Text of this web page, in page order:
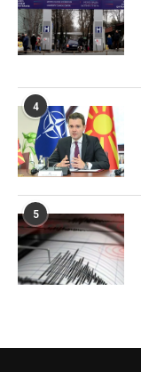
4
5